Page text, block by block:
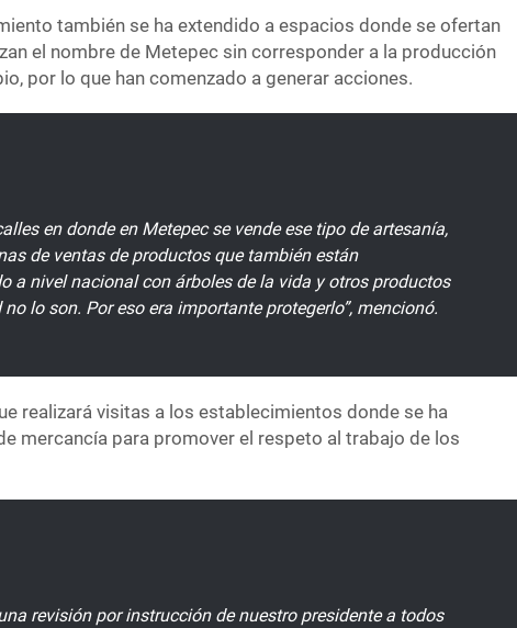
también se ha extendido a espacios donde se ofertan
el nombre de Metepec sin corresponder a la producción
por lo que han comenzado a generar acciones.
en donde en Metepec se vende ese tipo de artesanía,
de ventas de productos que también están
a nivel nacional con árboles de la vida y otros productos
lo son. Por eso era importante protegerlo”, mencionó.
realizará visitas a los establecimientos donde se ha
mercancía para promover el respeto al trabajo de los
revisión por instrucción de nuestro presidente a todos